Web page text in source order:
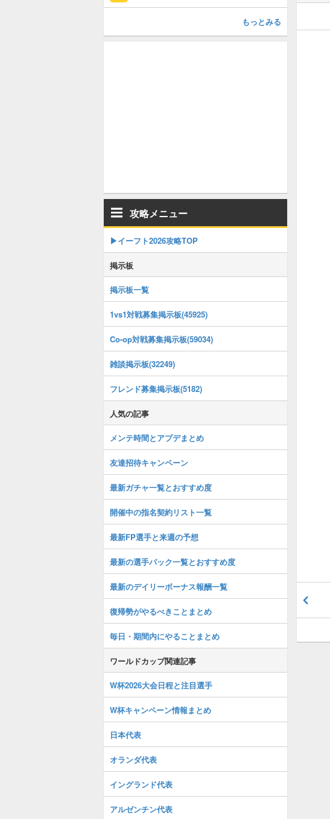
もっとみる
攻略メニュー
▶イーフト2026攻略TOP
掲示板
掲示板一覧
1vs1対戦募集掲示板(45925)
Co-op対戦募集掲示板(59034)
雑談掲示板(32249)
フレンド募集掲示板(5182)
人気の記事
メンテ時間とアプデまとめ
友達招待キャンペーン
最新ガチャ一覧とおすすめ度
開催中の指名契約リスト一覧
最新FP選手と来週の予想
最新の選手パック一覧とおすすめ度
最新のデイリーボーナス報酬一覧
復帰勢がやるべきことまとめ
毎日・期間内にやることまとめ
ワールドカップ関連記事
W杯2026大会日程と注目選手
W杯キャンペーン情報まとめ
日本代表
オランダ代表
イングランド代表
アルゼンチン代表